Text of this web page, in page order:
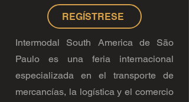
REGÍSTRESE
Intermodal South America de São
Paulo es una feria internacional
especializada en el transporte de
mercancías, la logística y el comercio